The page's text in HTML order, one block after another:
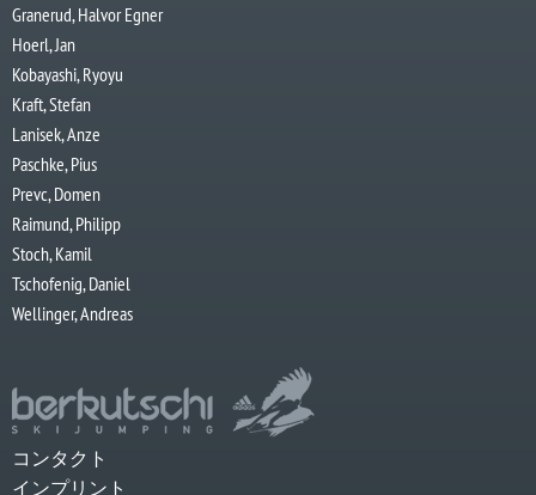
Granerud, Halvor Egner
Hoerl, Jan
Kobayashi, Ryoyu
Kraft, Stefan
Lanisek, Anze
Paschke, Pius
Prevc, Domen
Raimund, Philipp
Stoch, Kamil
Tschofenig, Daniel
Wellinger, Andreas
コンタクト
インプリント